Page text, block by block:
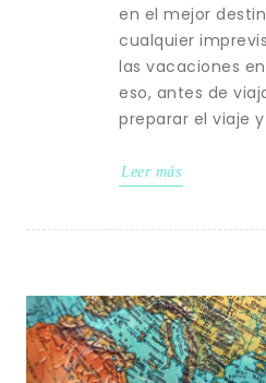
en el mejor
cualquier
las vacaciones
eso, antes de
preparar el viaje y
Leer más